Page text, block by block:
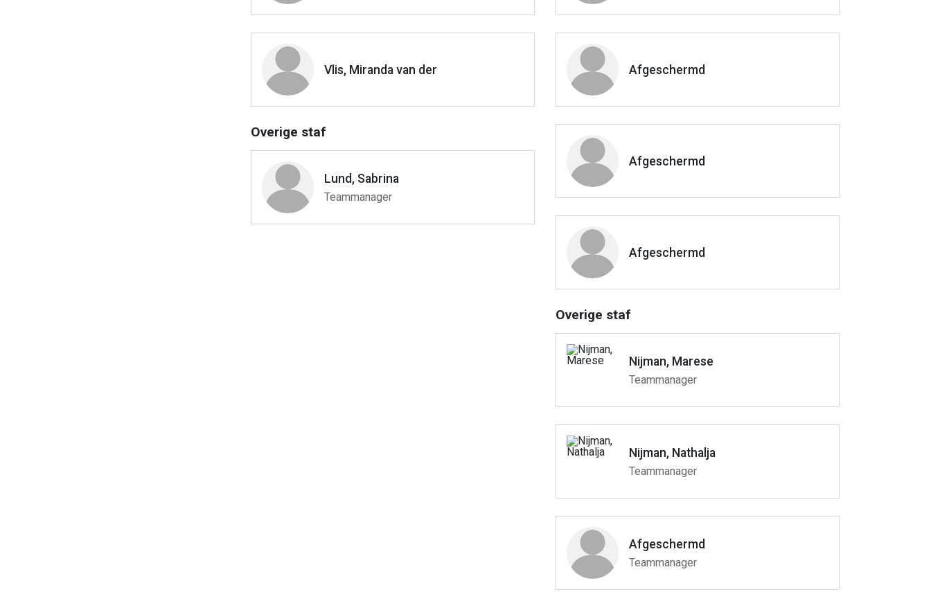
Vlis, Miranda van der
Overige staf
Lund, Sabrina
Teammanager
Afgeschermd
Afgeschermd
Afgeschermd
Overige staf
Nijman, Marese
Teammanager
Nijman, Nathalja
Teammanager
Afgeschermd
Teammanager